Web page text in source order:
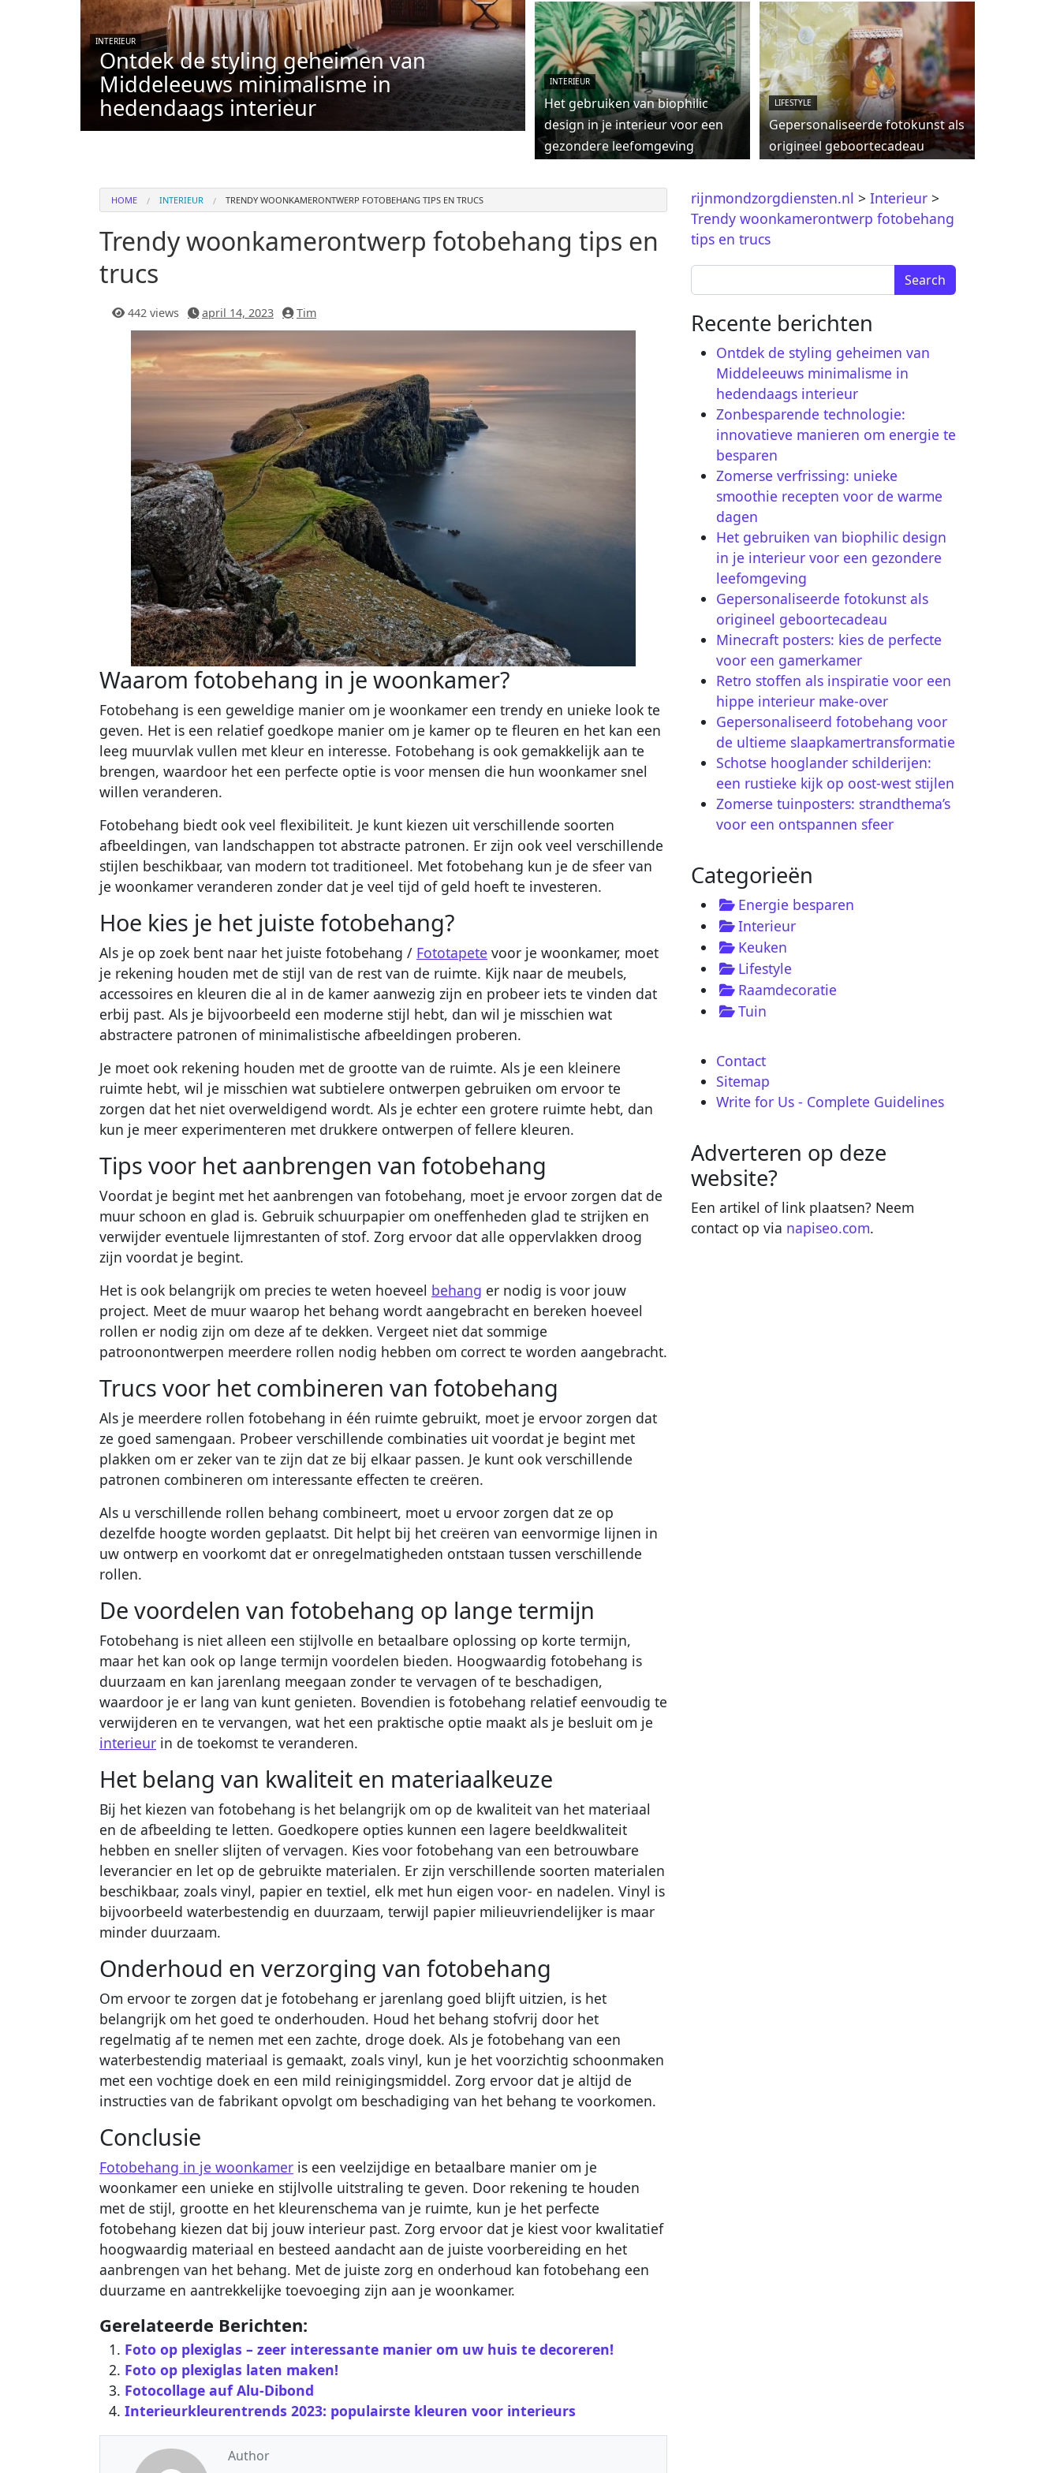
INTERIEUR
Ontdek de styling geheimen van
Middeleeuws minimalisme in
hedendaags interieur
INTERIEUR
Het gebruiken van biophilic
design in je interieur voor een
gezondere leefomgeving
LIFESTYLE
Gepersonaliseerde fotokunst als
origineel geboortecadeau
HOME INTERIEUR TRENDY WOONKAMERONTWERP FOTOBEHANG TIPS EN TRUCS
Trendy woonkamerontwerp fotobehang tips en
trucs
442 views april 14, 2023 Tim
Waarom fotobehang in je woonkamer?
Fotobehang is een geweldige manier om je woonkamer een trendy en unieke look te
geven. Het is een relatief goedkope manier om je kamer op te fleuren en het kan een
leeg muurvlak vullen met kleur en interesse. Fotobehang is ook gemakkelijk aan te
brengen, waardoor het een perfecte optie is voor mensen die hun woonkamer snel
willen veranderen.
Fotobehang biedt ook veel flexibiliteit. Je kunt kiezen uit verschillende soorten
afbeeldingen, van landschappen tot abstracte patronen. Er zijn ook veel verschillende
stijlen beschikbaar, van modern tot traditioneel. Met fotobehang kun je de sfeer van
je woonkamer veranderen zonder dat je veel tijd of geld hoeft te investeren.
Hoe kies je het juiste fotobehang?
Als je op zoek bent naar het juiste fotobehang / Fototapete voor je woonkamer, moet
je rekening houden met de stijl van de rest van de ruimte. Kijk naar de meubels,
accessoires en kleuren die al in de kamer aanwezig zijn en probeer iets te vinden dat
erbij past. Als je bijvoorbeeld een moderne stijl hebt, dan wil je misschien wat
abstractere patronen of minimalistische afbeeldingen proberen.
Je moet ook rekening houden met de grootte van de ruimte. Als je een kleinere
ruimte hebt, wil je misschien wat subtielere ontwerpen gebruiken om ervoor te
zorgen dat het niet overweldigend wordt. Als je echter een grotere ruimte hebt, dan
kun je meer experimenteren met drukkere ontwerpen of fellere kleuren.
Tips voor het aanbrengen van fotobehang
Voordat je begint met het aanbrengen van fotobehang, moet je ervoor zorgen dat de
muur schoon en glad is. Gebruik schuurpapier om oneffenheden glad te strijken en
verwijder eventuele lijmrestanten of stof. Zorg ervoor dat alle oppervlakken droog
zijn voordat je begint.
Het is ook belangrijk om precies te weten hoeveel behang er nodig is voor jouw
project. Meet de muur waarop het behang wordt aangebracht en bereken hoeveel
rollen er nodig zijn om deze af te dekken. Vergeet niet dat sommige
patroonontwerpen meerdere rollen nodig hebben om correct te worden aangebracht.
Trucs voor het combineren van fotobehang
Als je meerdere rollen fotobehang in één ruimte gebruikt, moet je ervoor zorgen dat
ze goed samengaan. Probeer verschillende combinaties uit voordat je begint met
plakken om er zeker van te zijn dat ze bij elkaar passen. Je kunt ook verschillende
patronen combineren om interessante effecten te creëren.
Als u verschillende rollen behang combineert, moet u ervoor zorgen dat ze op
dezelfde hoogte worden geplaatst. Dit helpt bij het creëren van eenvormige lijnen in
uw ontwerp en voorkomt dat er onregelmatigheden ontstaan tussen verschillende
rollen.
De voordelen van fotobehang op lange termijn
Fotobehang is niet alleen een stijlvolle en betaalbare oplossing op korte termijn,
maar het kan ook op lange termijn voordelen bieden. Hoogwaardig fotobehang is
duurzaam en kan jarenlang meegaan zonder te vervagen of te beschadigen,
waardoor je er lang van kunt genieten. Bovendien is fotobehang relatief eenvoudig te
verwijderen en te vervangen, wat het een praktische optie maakt als je besluit om je
interieur in de toekomst te veranderen.
Het belang van kwaliteit en materiaalkeuze
Bij het kiezen van fotobehang is het belangrijk om op de kwaliteit van het materiaal
en de afbeelding te letten. Goedkopere opties kunnen een lagere beeldkwaliteit
hebben en sneller slijten of vervagen. Kies voor fotobehang van een betrouwbare
leverancier en let op de gebruikte materialen. Er zijn verschillende soorten materialen
beschikbaar, zoals vinyl, papier en textiel, elk met hun eigen voor- en nadelen. Vinyl is
bijvoorbeeld waterbestendig en duurzaam, terwijl papier milieuvriendelijker is maar
minder duurzaam.
Onderhoud en verzorging van fotobehang
Om ervoor te zorgen dat je fotobehang er jarenlang goed blijft uitzien, is het
belangrijk om het goed te onderhouden. Houd het behang stofvrij door het
regelmatig af te nemen met een zachte, droge doek. Als je fotobehang van een
waterbestendig materiaal is gemaakt, zoals vinyl, kun je het voorzichtig schoonmaken
met een vochtige doek en een mild reinigingsmiddel. Zorg ervoor dat je altijd de
instructies van de fabrikant opvolgt om beschadiging van het behang te voorkomen.
Conclusie
Fotobehang in je woonkamer is een veelzijdige en betaalbare manier om je
woonkamer een unieke en stijlvolle uitstraling te geven. Door rekening te houden
met de stijl, grootte en het kleurenschema van je ruimte, kun je het perfecte
fotobehang kiezen dat bij jouw interieur past. Zorg ervoor dat je kiest voor kwalitatief
hoogwaardig materiaal en besteed aandacht aan de juiste voorbereiding en het
aanbrengen van het behang. Met de juiste zorg en onderhoud kan fotobehang een
duurzame en aantrekkelijke toevoeging zijn aan je woonkamer.
Gerelateerde Berichten:
Foto op plexiglas – zeer interessante manier om uw huis te decoreren!
Foto op plexiglas laten maken!
Fotocollage auf Alu-Dibond
Interieurkleurentrends 2023: populairste kleuren voor interieurs
Author
rijnmondzorgdiensten.nl > Interieur >
Trendy woonkamerontwerp fotobehang
tips en trucs
Search for:
Recente berichten
Ontdek de styling geheimen van
Middeleeuws minimalisme in
hedendaags interieur
Zonbesparende technologie:
innovatieve manieren om energie te
besparen
Zomerse verfrissing: unieke
smoothie recepten voor de warme
dagen
Het gebruiken van biophilic design
in je interieur voor een gezondere
leefomgeving
Gepersonaliseerde fotokunst als
origineel geboortecadeau
Minecraft posters: kies de perfecte
voor een gamerkamer
Retro stoffen als inspiratie voor een
hippe interieur make-over
Gepersonaliseerd fotobehang voor
de ultieme slaapkamertransformatie
Schotse hooglander schilderijen:
een rustieke kijk op oost-west stijlen
Zomerse tuinposters: strandthema’s
voor een ontspannen sfeer
Categorieën
Energie besparen
Interieur
Keuken
Lifestyle
Raamdecoratie
Tuin
Contact
Sitemap
Write for Us - Complete Guidelines
Adverteren op deze
website?
Een artikel of link plaatsen? Neem
contact op via napiseo.com.